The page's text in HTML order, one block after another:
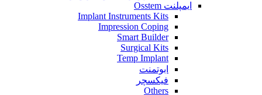
ایمپلنت Osstem
Implant Instruments Kits
Impression Coping
Smart Builder
Surgical Kits
Temp Implant
ابوتمنت
فیکسچر
Others